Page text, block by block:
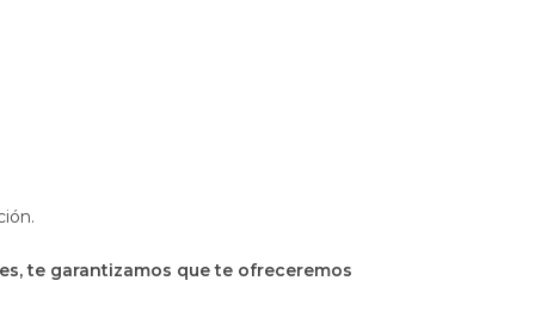
te garantizamos que te ofreceremos